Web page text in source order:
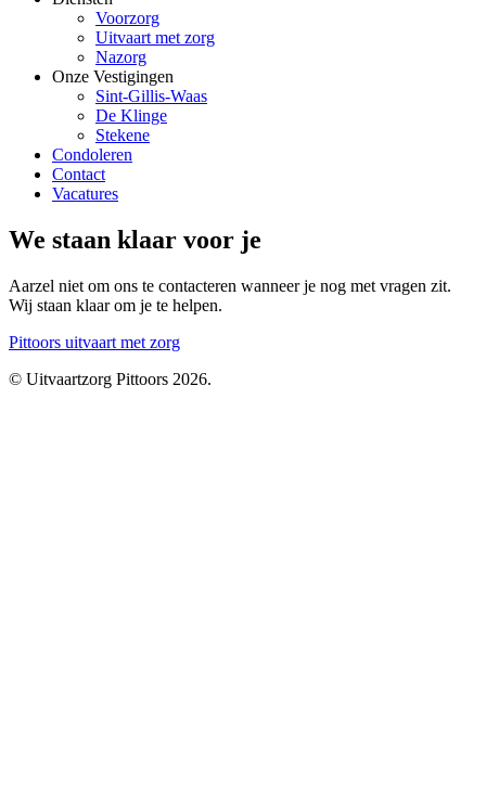
Voorzorg
Uitvaart met zorg
Nazorg
Onze Vestigingen
Sint-Gillis-Waas
De Klinge
Stekene
Condoleren
Contact
Vacatures
We staan klaar voor je
Aarzel niet om ons te contacteren wanneer je nog met vragen zit.
Wij staan klaar om je te helpen.
Pittoors uitvaart met zorg
© Uitvaartzorg Pittoors 2026.